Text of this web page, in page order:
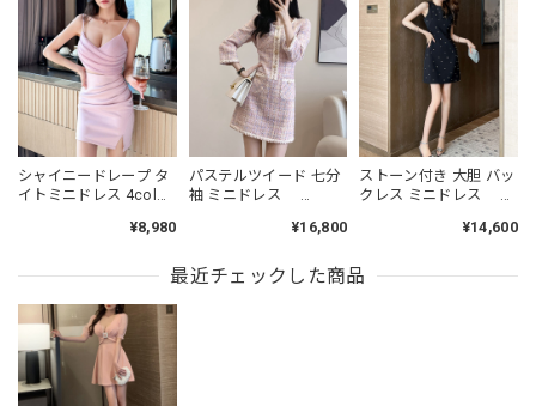
シャイニードレープ タ
イトミニドレス 4col
¥8,980
パステルツイード 七分
袖 ミニドレス
¥16,800
ストーン付き 大胆 バッ
クレス ミニドレス
¥14,600
最近チェックした商品